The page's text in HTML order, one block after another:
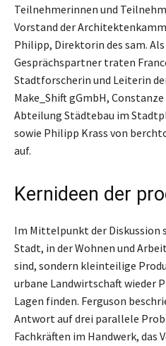
Teilnehmerinnen und
Vorstand der
Philipp, Direktorin des sam.
Gesprächspartner traten
Stadtforscherin und Leiterin
Make_Shift gGmbH,
Abteilung Städtebau im
sowie Philipp Krass von
auf.
Kernideen der
Im Mittelpunkt der Diskussion
Stadt, in der Wohnen und
sind, sondern kleinteilige
urbane Landwirtschaft wieder
Lagen finden. Ferguson
Antwort auf drei parallele
Fachkräften im Handwerk, das